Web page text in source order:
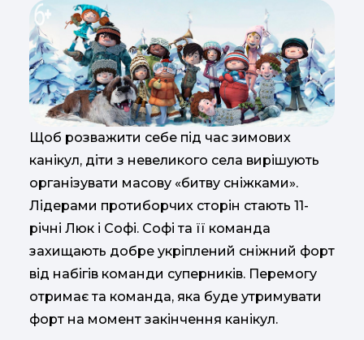
Щоб розважити себе під час зимових
канікул, діти з невеликого села вирішують
організувати масову «битву сніжками».
Лідерами протиборчих сторін стають 11-
річні Люк і Софі. Софі та її команда
захищають добре укріплений сніжний форт
від набігів команди суперників. Перемогу
отримає та команда, яка буде утримувати
форт на момент закінчення канікул.